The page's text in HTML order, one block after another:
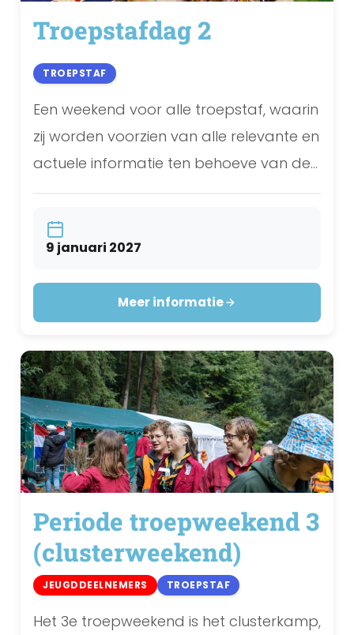
Troepstafdag 2
TROEPSTAF
Een weekend voor alle troepstaf, waarin
zij worden voorzien van alle relevante en
actuele informatie ten behoeve van de
troep.
9 januari 2027
Meer informatie
Periode troepweekend 3
(clusterweekend)
JEUGDDEELNEMERS TROEPSTAF
Het 3e troepweekend is het clusterkamp,